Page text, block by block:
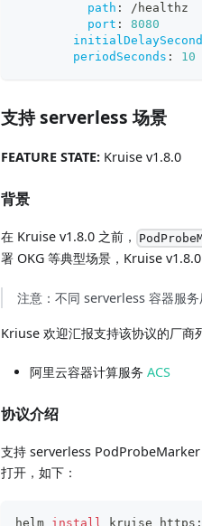
path :
/healthz
port :
8080
periodSeconds : 10
支持 serverless 场景
FEATURE STATE: Kruise v1.8.0
背景
在 Kruise v1.8.0 之前，
署 OKG 等典型场景，Kruise
注意：不同 serverless 容器服
Kriuse 欢迎汇报支持该协议的厂商
阿里云容器计算服务 ACS
协议介绍
支持 serverless
打开，如下：
helm install kruise